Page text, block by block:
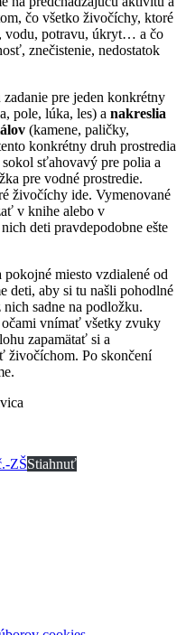
čo všetko živočíchy, ktoré
vodu, potravu, úkryt… a čo
znečistenie, nedostatok
pre jeden konkrétny
pole, lúka, les) a nakreslia
(kamene, paličky,
konkrétny druh prostredia
sťahovavý pre polia a
pre vodné prostredie.
živočíchy ide. Vymenované
v knihe alebo v
deti pravdepodobne ešte
miesto vzdialené od
deti, aby si tu našli pohodlné
sadne na podložku.
vnímať všetky zvuky
zapamätať si a
Po skončení
ZŠStiahnuť